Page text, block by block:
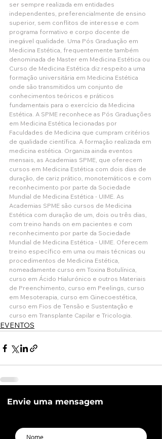
ser sempre realizada em entidades
independentes, preferencialmente de ensino
superior, sem conflitos de interesse e com
programa formativo e corpo docente de
inegável qualidade. Uma Pós Graduação em
Medicina Estética, frequentemente também
denominada de Master em Medicina Estética ou
Curso de Medicina Estética diz respeito a uma
formação universitária em Medicina Estética
onde são transmitidos um conjunto de
conhecimentos teóricos e práticos
fundamentais para o exercício da Medicina
Estética. A SPME reconhece as Pós Graduações
em Medicina Estética lecionadas por
Faculdades de Medicina que cumpram critérios
de qualidade científica. A formação realizada em
medicina estética. Organiza ainda eventos
mensais, as Academias SPME, que oferecem
cursos em Medicina Estética com dois dias de
duração, de cariz prático, monotemáticos e com
reconhecimento por parte da Sociedade
Mundial de Medicina Estética - UIME. As
Academias SPME são cursos de Medicina
Estética com duração de um, dois ou três dias,
com treino hands on em pacientes e com
reconhecimento por parte da Sociedade
Mundial de Medicina Estética - UIME. Oferecem
treino específico em uma ou mais técnicas ou
procedimentos de Medicina Estética,
nomeadamente curso em Toxina Botulínica,
curso em Ácido Hialurónico e outros Materiais
de Preenchimento, curso em Peelings, curso
em Mesoterapia, curso em Ginecoestética,
curso em Fios de Tensão e Sustentação e
curso em Transplante Capilar e Tricologia.
EVENTOS
Envie uma mensagem